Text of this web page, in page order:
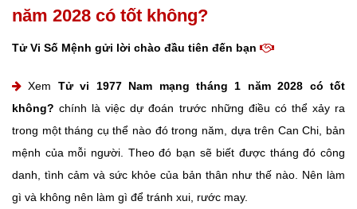
năm 2028 có tốt không?
Tử Vi Số Mệnh gửi lời chào đầu tiên đến bạn
Xem Tử vi 1977 Nam mạng tháng 1 năm 2028 có tốt
không? chính là việc dự đoán trước những điều có thể xảy ra
trong một tháng cụ thể nào đó trong năm, dựa trên Can Chi, bản
mệnh của mỗi người. Theo đó bạn sẽ biết được tháng đó công
danh, tình cảm và sức khỏe của bản thân như thế nào. Nên làm
gì và không nên làm gì để tránh xui, rước may.